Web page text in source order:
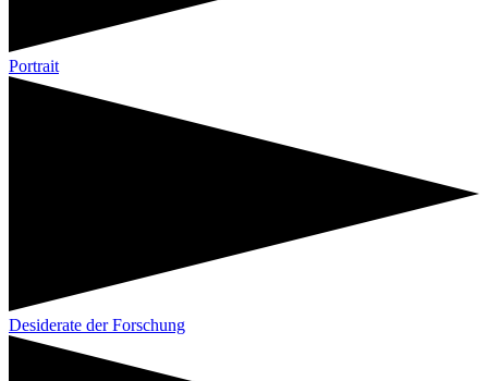
Portrait
Desiderate der Forschung